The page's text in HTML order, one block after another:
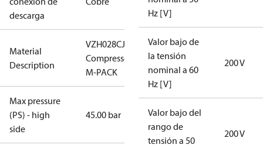
descarga
Material
Description
VZH028CJAMB
Compressor,
M-PACK
Max pressure
(PS) - high
side
45.00 bar
Hz [V]
Valor bajo de
la tensión
nominal a 60
Hz [V]
200 V
Valor bajo del
rango de
tensión a 50
200 V